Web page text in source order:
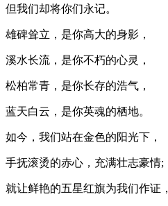
但我们却将你们永记。
雄碑耸立，是你高大的身影，
溪水长流，是你不朽的心灵，
松柏常青，是你长存的浩气，
蓝天白云，是你英魂的栖地。
如今，我们站在金色的阳光下，
手抚滚烫的赤心，充满壮志豪情;
就让鲜艳的五星红旗为我们作证，